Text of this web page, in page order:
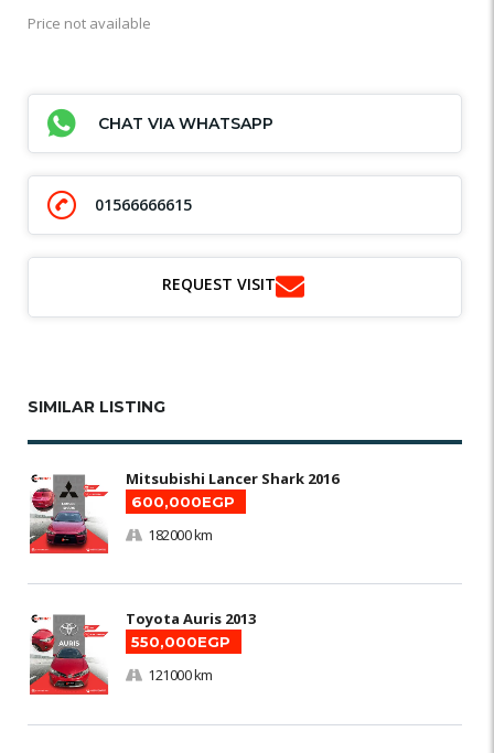
Price not available
CHAT VIA WHATSAPP
01566666615
REQUEST VISIT
SIMILAR LISTING
Mitsubishi Lancer Shark 2016
600,000EGP
182000 km
Toyota Auris 2013
550,000EGP
121000 km